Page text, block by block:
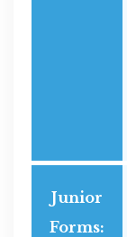
Junior
Forms: